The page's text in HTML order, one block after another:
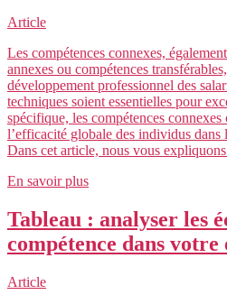
Article
Les compétences connexes,
annexes ou compétences
développement professionnel des
techniques soient essentielles pour
spécifique, les compétences
l’efficacité globale des individus
Dans cet article, nous vous
En savoir plus
Tableau : analyser les
compétence dans
Article